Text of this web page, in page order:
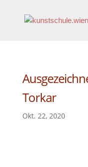
Torkar
Okt. 22, 2020